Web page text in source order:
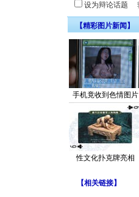
设为辩论话题
【精彩图片新闻】
手机竟收到色情图片
性文化扑克牌亮相
【相关链接】